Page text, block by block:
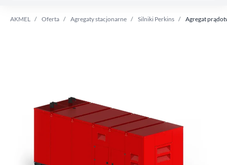
AKMEL Oferta Agregaty stacjonarne Silniki Perkins Agregat